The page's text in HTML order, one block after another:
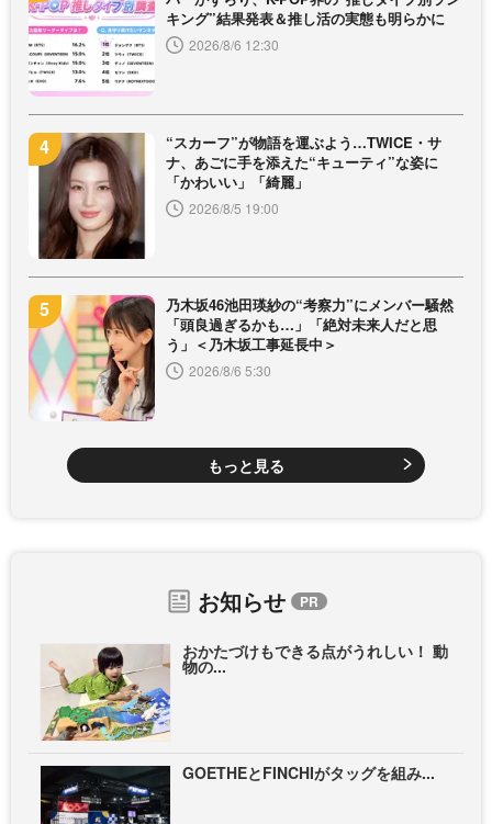
キング”結果発表＆推し活の実態も明らかに
2026/8/6 12:30
“スカーフ”が物語を運ぶよう…TWICE・サ
ナ、あごに手を添えた“キューティ”な姿に
「かわいい」「綺麗」
2026/8/5 19:00
乃木坂46池田瑛紗の“考察力”にメンバー騒然
「頭良過ぎるかも…」「絶対未来人だと思
う」＜乃木坂工事延長中＞
2026/8/6 5:30
もっと見る
お知らせ
おかたづけもできる点がうれしい！ 動
物の...
GOETHEとFINCHIがタッグを組み...